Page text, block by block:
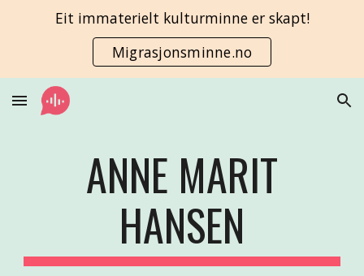
Skip to navigation
Eit immaterielt kulturminne er skapt!
Migrasjonsminne.no
ANNE MARIT
HANSEN